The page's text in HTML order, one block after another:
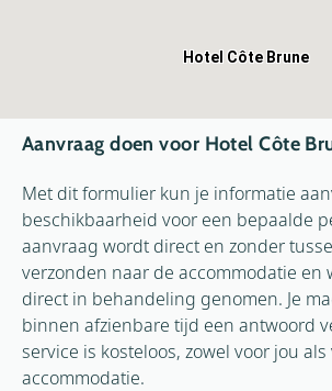
Hotel Côte Brune
Aanvraag doen voor Hotel Côte
Met dit formulier kun je informatie
beschikbaarheid voor een bepaalde
aanvraag wordt direct en zonder
verzonden naar de accommodatie en
direct in behandeling genomen. Je
binnen afzienbare tijd een antwoord
service is kosteloos, zowel voor jou als
accommodatie.